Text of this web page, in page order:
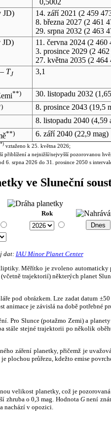
JD) 14. září 2021 (2 459
8. března 2027(2 461
29. srpna 2032 (2 463
JD) 11. června 2024(2 460
3. prosince 2029(2 462
27. května 2035(2 464
TJ 3,1
**) 30. listopadu 2032
8. prosince 2043(19,5
8. listopadu 2040(4,59
**) 6. září 2040(22,9 mag)
*)vztaženo k 25. května 2026;
přiblížení a nejnižší/nejvyšší pozorovanou
6. srpna 2026 do 31. prosince 2050 s
ve Sluneční
Rok
dat: IAU Minor Planet Center
Měřítko je zvoleno
trajektorií) některých planet
pod obrázkem. Lze zadat datum
je závislá na době potřebné
Pro Slunce (potažmo Zemi) a
stále stejné trajektorii po několik
záření planetky, přičemž je
plochou průřezu, kdežto emise
velikost planetky, což je
zhruba o 0,3 mag. HodnotaG není
nachází v opozici.